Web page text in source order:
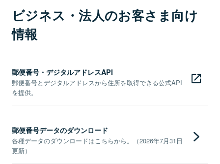
ビジネス・法人のお客さま向け
情報
郵便番号・デジタルアドレスAPI
郵便番号とデジタルアドレスから住所を取得できる公式API
を提供。
郵便番号データのダウンロード
各種データのダウンロードはこちらから。（2026年7月31日
更新）